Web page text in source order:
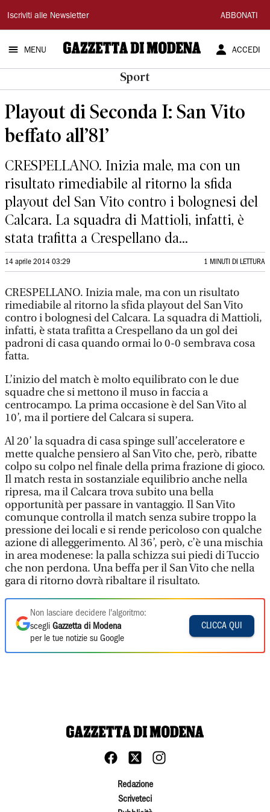
Gazzetta
di
Modena
Iscriviti alle Newsletter ABBONATI
MENU ACCEDI
Sport
Playout di Seconda I: San Vito
beffato all’81’
CRESPELLANO. Inizia male, ma con un
risultato rimediabile al ritorno la sfida
playout del San Vito contro i bolognesi del
Calcara. La squadra di Mattioli, infatti, è
stata trafitta a Crespellano da...
14 aprile 2014 03:29 1 MINUTI DI LETTURA
CRESPELLANO. Inizia male, ma con un risultato
rimediabile al ritorno la sfida playout del San Vito
contro i bolognesi del Calcara. La squadra di Mattioli,
infatti, è stata trafitta a Crespellano da un gol dei
padroni di casa quando ormai lo 0-0 sembrava cosa
fatta.
L’inizio del match è molto equilibrato con le due
squadre che si mettono il muso in faccia a
centrocampo. La prima occasione è del San Vito al
10’, ma il portiere del Calcara si supera.
Al 20’ la squadra di casa spinge sull’acceleratore e
mette qualche pensiero al San Vito che, però, ribatte
colpo su colpo nel finale della prima frazione di gioco.
Il match resta in sostanziale equilibrio anche nella
ripresa, ma il Calcara trova subito una bella
opportunità per passare in vantaggio. Il San Vito
comunque controlla il match senza subire troppo la
pressione dei locali e si rende pericoloso con qualche
azione di alleggerimento. Al 36’, però, c’è una mischia
in area modenese: la palla schizza sui piedi di Tuccio
che non perdona. Una beffa per il San Vito che nella
gara di ritorno dovrà ribaltare il risultato.
Non lasciare decidere l'algoritmo:
scegli Gazzetta di Modena
per le tue notizie su Google
CLICCA QUI
Redazione
Scriveteci